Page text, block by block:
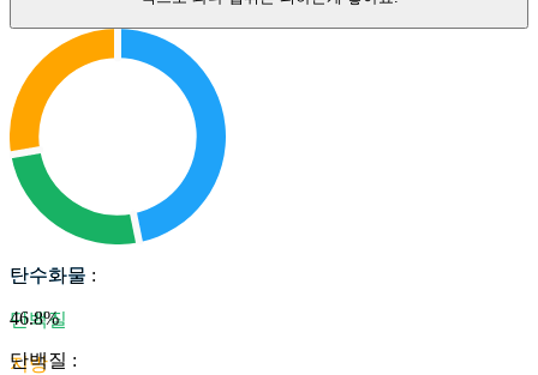
탄수화물
단백질
지방
탄수화물 :
46.8%
단백질 :